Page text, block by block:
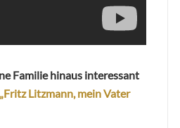
Familie hinaus interessant
„Fritz Litzmann, mein Vater